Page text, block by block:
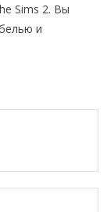
Sims 2. Вы
и